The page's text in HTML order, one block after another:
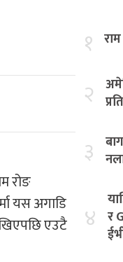
रोङ
यस अगाडि
एउटै
१
२
३
४ र